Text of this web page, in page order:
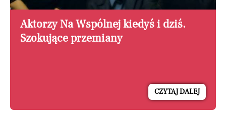
Aktorzy Na Wspólnej kiedyś i dziś.
Szokujące przemiany
CZYTAJ DALEJ